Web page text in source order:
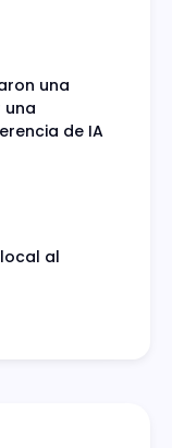
una
de IA
local al